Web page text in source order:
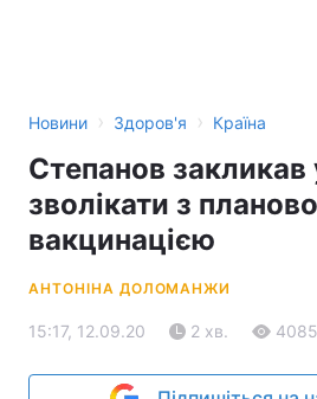
Новини › Здоров'я › Країна
Степанов закликав
зволікати з
вакцинацією
АНТОНІНА ДОЛОМАНЖИ
15:17, 12.09.20 2 хв. 4085